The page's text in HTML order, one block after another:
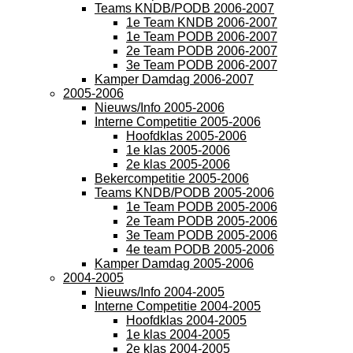
Teams KNDB/PODB 2006-2007
1e Team KNDB 2006-2007
1e Team PODB 2006-2007
2e Team PODB 2006-2007
3e Team PODB 2006-2007
Kamper Damdag 2006-2007
2005-2006
Nieuws/Info 2005-2006
Interne Competitie 2005-2006
Hoofdklas 2005-2006
1e klas 2005-2006
2e klas 2005-2006
Bekercompetitie 2005-2006
Teams KNDB/PODB 2005-2006
1e Team PODB 2005-2006
2e Team PODB 2005-2006
3e Team PODB 2005-2006
4e team PODB 2005-2006
Kamper Damdag 2005-2006
2004-2005
Nieuws/Info 2004-2005
Interne Competitie 2004-2005
Hoofdklas 2004-2005
1e klas 2004-2005
2e klas 2004-2005